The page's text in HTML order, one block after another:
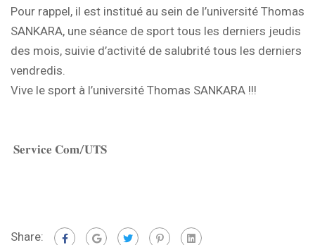
Pour rappel, il est institué au sein de l’université Thomas
SANKARA, une séance de sport tous les derniers jeudis
des mois, suivie d’activité de salubrité tous les derniers
vendredis.
Vive le sport à l’université Thomas SANKARA !!!
𝐒𝐞𝐫𝐯𝐢𝐜𝐞 𝐂𝐨𝐦/𝐔𝐓𝐒
Share: